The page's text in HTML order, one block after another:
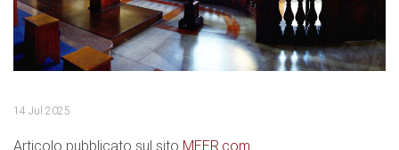
14 Jul 2025
Articolo pubblicato sul sito MEER.com